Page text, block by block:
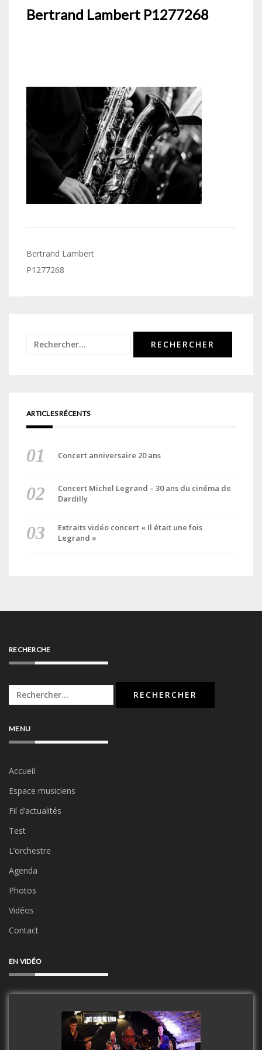
Bertrand Lambert P1277268
Navigation
de
Bertrand Lambert
P1277268
Rechercher :
ARTICLES RÉCENTS
Concert anniversaire 20 ans
Concert Michel Legrand – 30 ans du cinéma de
Dardilly
Extraits vidéo concert « Il était une fois
Legrand »
RECHERCHE
Rechercher :
MENU
Accueil
Espace musiciens
Fil d’actualités
Test
L’orchestre
Agenda
Photos
Vidéos
Contact
EN VIDÉO
Clip Only Big Band 2019